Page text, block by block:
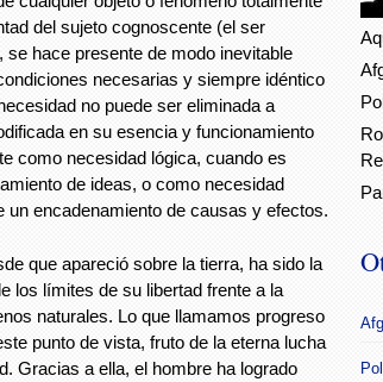
del sujeto cognoscente (el ser
se hace presente de modo inevitable
necesarias y siempre idéntico
no puede ser eliminada a
en su esencia y funcionamiento
como necesidad lógica, cuando es
de ideas, o como necesidad
un encadenamiento de causas y efectos.
que apareció sobre la tierra, ha sido la
los límites de su libertad frente a la
naturales. Lo que llamamos progreso
punto de vista, fruto de la eterna lucha
Gracias a ella, el hombre ha logrado